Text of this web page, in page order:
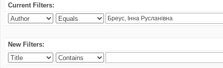
Current Filters:
New Filters: